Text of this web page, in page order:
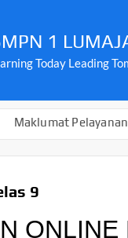
1
Today Leading
Pelayanan SMPN
9